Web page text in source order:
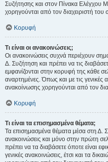
Συζήτησης και στον Πίνακα Ελέγχου
χορηγούνται από τον διαχειριστή
Κορυφή
Τι είναι οι ανακοινώσεις;
Οι ανακοινώσεις συχνά περιέχουν
Δ. Συζήτηση και πρέπει να τις
εμφανίζονται στην κορυφή της κάθε
αναρτημένες. Όπως και με τις γενικές
ανακοίνωσης χορηγούνται από τον
Κορυφή
Τι είναι τα επισημασμένα θέματα;
Τα επισημασμένα θέματα μέσα στη Δ.
ανακοινώσεις και μόνο στην πρώτη
πρέπει να τα διαβάσετε όποτε είναι
γενικές ανακοινώσεις, έτσι και τα